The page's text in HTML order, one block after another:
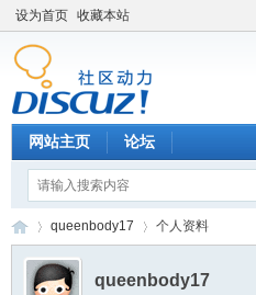
设为首页 收藏本站
网站主页 论坛
queenbody17 个人资料
queenbody17